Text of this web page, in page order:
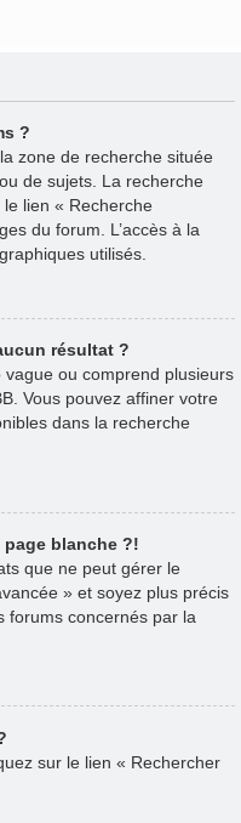
?
zone de recherche située
de sujets. La recherche
lien « Recherche
du forum. L’accès à la
utilisés.
résultat ?
ou comprend plusieurs
Vous pouvez affiner votre
dans la recherche
blanche ?!
que ne peut gérer le
» et soyez plus précis
forums concernés par la
sur le lien « Rechercher